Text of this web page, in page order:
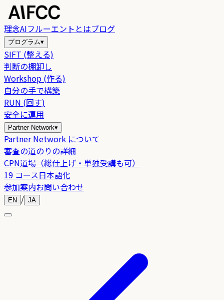
理念AIフルーエントとはブログ
プログラム▾
SIFT (整える)
判断の棚卸し
Workshop (作る)
自分の手で構築
RUN (回す)
安全に運用
Partner Network▾
Partner Network について
審査の道のりの詳細
CPN道場（総仕上げ・単独受講も可）
19 コース日本語化
参加案内お問い合わせ
EN / JA